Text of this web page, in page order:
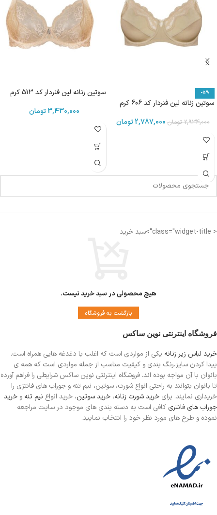
-5%
سوتین زنانه لین فنردار کد 606 کرم
2,934,000 تومان2,787,000 تومان
سوتین زنانه لین فنردار کد 513 کرم
3,430,000تومان
< class="widget-title">سبد خرید
هیچ محصولی در سبد خرید نیست.
بازگشت به فروشگاه
فروشگاه اینترنتی نوین ساکس
خرید لباس زیر زنانه یکی از مواردی است که اغلب با دغدغه هایی همراه است.
پیدا کردن سایز،رنگ بندی و کیفیت مناسب از جمله مواردی است که همه ی
بانوان با آن مواجه بوده اند. فروشگاه اینترنتی نوین ساکس شرایطی را فراهم آورده
تا بانوان بتوانند به راحتی انواع شورت، سوتین، نیم تنه و جوراب های فانتزی را
خریداری نمایند. برای خرید شورت زنانه، خرید سوتین، خرید انواع نیم تنه و خرید
جوراب های فانتری کافی است به دسته بندی های موجود در سایت مراجعه
نموده و طرح های مورد نظر خود را انتخاب نمایید.